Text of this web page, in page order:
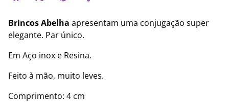
Brincos Abelha apresentam uma conjugação super
elegante. Par único.
Em Aço inox e Resina.
Feito à mão, muito leves.
Comprimento: 4 cm